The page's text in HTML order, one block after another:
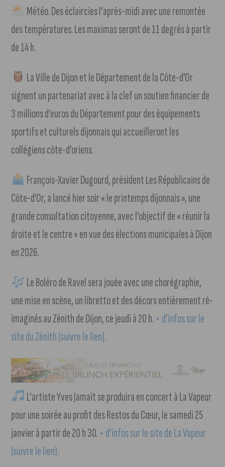
Météo. Des éclaircies l’après-midi avec une remontée
des températures. Les maximas seront de 11 degrés à partir
de 14 h.
La Ville de Dijon et le Département de la Côte-d’Or
signent un partenariat avec à la clef un soutien financier de
3 millions d’euros du Département pour des équipements
sportifs et culturels dijonnais qui accueilleront les
collégiens côte-d’oriens.
François-Xavier Dugourd, président Les Républicains de
Côte-d’Or, a lancé hier soir « le printemps dijonnais », une
grande consultation citoyenne, avec l’objectif de « réunir la
droite et le centre » en vue des élections municipales à Dijon
en 2026.
Le Boléro de Ravel sera jouée avec une chorégraphie,
une mise en scène, un libretto et des décors entièrement ré-
imaginés au Zénith de Dijon, ce jeudi à 20 h.+ d’infos sur le
site du Zénith (suivre le lien).
L’artiste Yves Jamait se produira en concert à La Vapeur
pour une soirée au profit des Restos du Cœur, le samedi 25
janvier à partir de 20 h 30.+ d’infos sur le site de La Vapeur
(suivre le lien).